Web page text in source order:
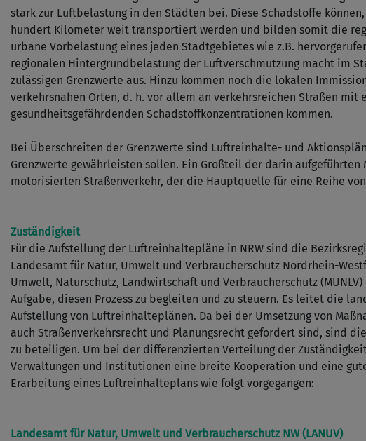
stark zur Luftbelastung in den Städten bei. Diese Schadstoffe
hundert Kilometer weit transportiert werden und bilden somit die
urbane Vorbelastung eines jeden Stadtgebietes wie z.B.
regionalen Hintergrundbelastung der Luftverschmutzung macht im
zulässigen Grenzwerte aus. Hinzu kommen noch die lokalen
verkehrsnahen Orten, d. h. vor allem an verkehrsreichen Straßen mit
gesundheitsgefährdenden Schadstoffkonzentrationen kommen.
Bei Überschreiten der Grenzwerte sind Luftreinhalte- und
Grenzwerte gewährleisten sollen. Ein Großteil der darin
motorisierten Straßenverkehr, der die Hauptquelle für eine Reihe
Zuständigkeit
Für die Aufstellung der Luftreinhaltepläne in NRW sind die
Landesamt für Natur, Umwelt und Verbraucherschutz Nordrhein-
Umwelt, Naturschutz, Landwirtschaft und Verbraucherschutz
Aufgabe, diesen Prozess zu begleiten und zu steuern. Es leitet die
Aufstellung von Luftreinhalteplänen. Da bei der Umsetzung von
auch Straßenverkehrsrecht und Planungsrecht gefordert sind, sind
zu beteiligen. Um bei der differenzierten Verteilung der
Verwaltungen und Institutionen eine breite Kooperation und eine
Erarbeitung eines Luftreinhalteplans wie folgt vorgegangen:
Landesamt für Natur, Umwelt und Verbraucherschutz NW (LANUV)